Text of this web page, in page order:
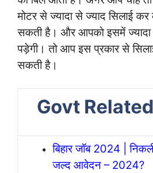
मोटर से ज्यादा से ज्याद सिलाई
सकती है। और आपको इसमें ज्यादा
पड़ेगी। तो आप इस प्रकार से
सकती है।
Govt
बिहार जॉब 2024 |
जल्द आवेदन – 2024?